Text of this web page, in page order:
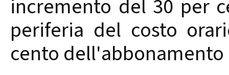
incremento del 30 per
periferia del costo
cento